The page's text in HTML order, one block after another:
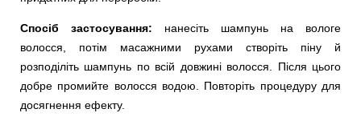
Спосіб застосування: нанесіть шампунь на вологе
волосся, потім масажними рухами створіть піну й
розподіліть шампунь по всій довжині волосся. Після цього
добре промийте волосся водою. Повторіть процедуру для
досягнення ефекту.